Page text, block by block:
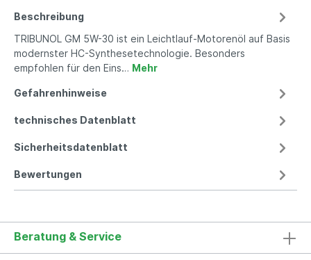
Beschreibung
TRIBUNOL GM 5W-30 ist ein Leichtlauf-Motorenöl auf Basis
modernster HC-Synthesetechnologie. Besonders
empfohlen für den Eins… Mehr
Gefahrenhinweise
technisches Datenblatt
Sicherheitsdatenblatt
Bewertungen
Beratung & Service